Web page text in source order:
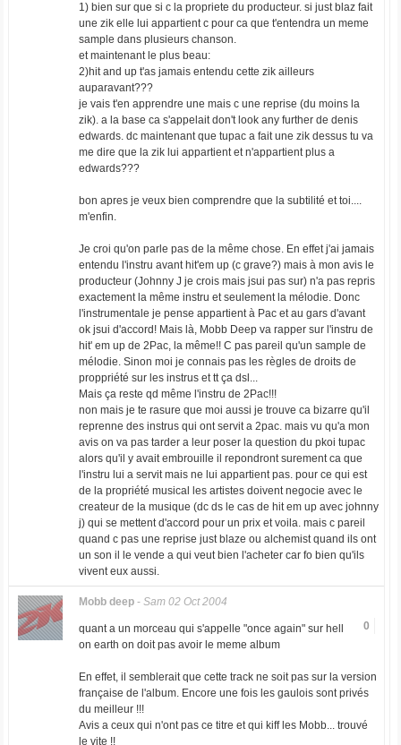
1) bien sur que si c la propriete du producteur. si just blaz fait
une zik elle lui appartient c pour ca que t'entendra un meme
sample dans plusieurs chanson.
et maintenant le plus beau:
2)hit and up t'as jamais entendu cette zik ailleurs
auparavant???
je vais t'en apprendre une mais c une reprise (du moins la
zik). a la base ca s'appelait don't look any further de denis
edwards. dc maintenant que tupac a fait une zik dessus tu va
me dire que la zik lui appartient et n'appartient plus a
edwards???
bon apres je veux bien comprendre que la subtilité et toi....
m'enfin.
Je croi qu'on parle pas de la même chose. En effet j'ai jamais
entendu l'instru avant hit'em up (c grave?) mais à mon avis le
producteur (Johnny J je crois mais jsui pas sur) n'a pas repris
exactement la même instru et seulement la mélodie. Donc
l'instrumentale je pense appartient à Pac et au gars d'avant
ok jsui d'accord! Mais là, Mobb Deep va rapper sur l'instru de
hit' em up de 2Pac, la même!! C pas pareil qu'un sample de
mélodie. Sinon moi je connais pas les règles de droits de
proppriété sur les instrus et tt ça dsl...
Mais ça reste qd même l'instru de 2Pac!!!
non mais je te rasure que moi aussi je trouve ca bizarre qu'il
reprenne des instrus qui ont servit a 2pac. mais vu qu'a mon
avis on va pas tarder a leur poser la question du pkoi tupac
alors qu'il y avait embrouille il repondront surement ca que
l'instru lui a servit mais ne lui appartient pas. pour ce qui est
de la propriété musical les artistes doivent negocie avec le
createur de la musique (dc ds le cas de hit em up avec johnny
j) qui se mettent d'accord pour un prix et voila. mais c pareil
quand c pas une reprise just blaze ou alchemist quand ils ont
un son il le vende a qui veut bien l'acheter car fo bien qu'ils
vivent eux aussi.
Mobb deep- Sam 02 Oct 2004
0
quant a un morceau qui s'appelle "once again" sur hell
on earth on doit pas avoir le meme album
En effet, il semblerait que cette track ne soit pas sur la version
française de l'album. Encore une fois les gaulois sont privés
du meilleur !!!
Avis a ceux qui n'ont pas ce titre et qui kiff les Mobb... trouvé
le vite !!